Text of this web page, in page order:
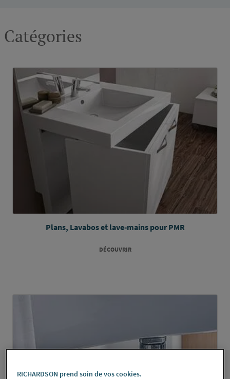
Catégories
Plans, Lavabos et lave-mains pour PMR
DÉCOUVRIR
RICHARDSON prend soin de vos cookies.